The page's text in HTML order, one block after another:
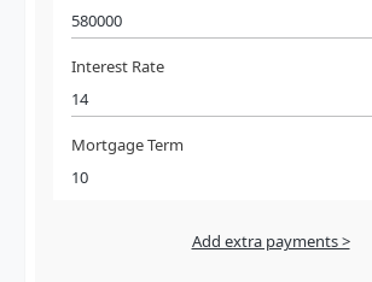
Interest Rate
Mortgage Term
Add extra payments >